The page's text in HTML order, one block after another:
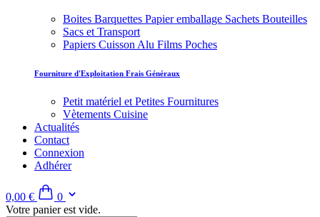
Boites Barquettes Papier emballage Sachets Bouteilles
Sacs et Transport
Papiers Cuisson Alu Films Poches
Fourniture d'Exploitation Frais Généraux
Petit matériel et Petites Fournitures
Vètements Cuisine
Actualités
Contact
Connexion
Adhérer
0,00 €
0
Votre panier est vide.